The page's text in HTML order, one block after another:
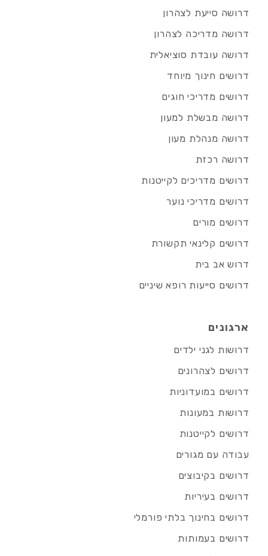
דרושה סייעת לצהרון
דרושה מדריכה לצהרון
דרושה עובדת סוציאלית
דרושים חינוך מיוחד
דרושים מדריכי חוגים
דרושה מבשלת למעון
דרושה מנהלת מעון
דרושה רכזת
דרושים מדריכים לקייטנות
דרושים מדריכי נוער
דרושים מורים
דרושים קלינאי תקשורת
דרוש אב בית
דרושים סייעות רופא שיניים
ארגונים
דרושות לגני ילדים
דרושים לצהרונים
דרושים במועדוניות
דרושות במעונות
דרושים לקייטנות
עבודה עם מגורים
דרושים בקיבוצים
דרושים בעיריות
דרושים בחינוך בלתי פורמלי
דרושים בעמותות